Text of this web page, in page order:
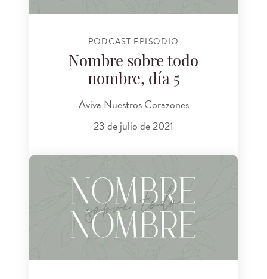
PODCAST EPISODIO
Nombre sobre todo
nombre, día 5
Aviva Nuestros Corazones
23 de julio de 2021